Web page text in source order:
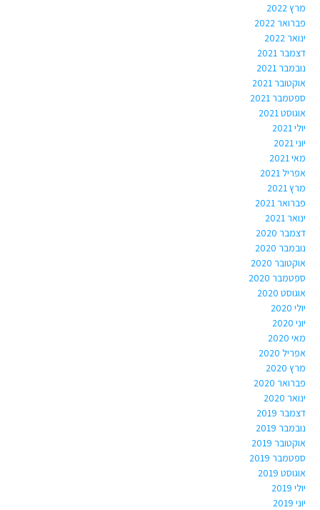
מרץ 2022
פברואר 2022
ינואר 2022
דצמבר 2021
נובמבר 2021
אוקטובר 2021
ספטמבר 2021
אוגוסט 2021
יולי 2021
יוני 2021
מאי 2021
אפריל 2021
מרץ 2021
פברואר 2021
ינואר 2021
דצמבר 2020
נובמבר 2020
אוקטובר 2020
ספטמבר 2020
אוגוסט 2020
יולי 2020
יוני 2020
מאי 2020
אפריל 2020
מרץ 2020
פברואר 2020
ינואר 2020
דצמבר 2019
נובמבר 2019
אוקטובר 2019
ספטמבר 2019
אוגוסט 2019
יולי 2019
יוני 2019